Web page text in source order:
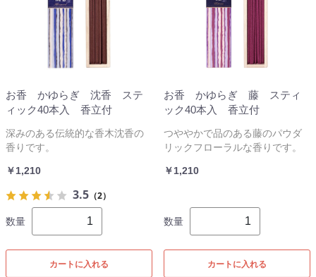
お香 かゆらぎ 沈香 ステ
ィック40本入 香立付
深みのある伝統的な香木沈香の
香りです。
￥1,210
3.5 （2）
数量
カートに入れる
お香 かゆらぎ 藤 スティ
ック40本入 香立付
つややかで品のある藤のパウダ
リックフローラルな香りです。
￥1,210
数量
カートに入れる